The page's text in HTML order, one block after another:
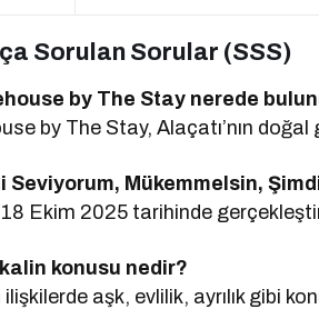
Sorulan Sorular (SSS)
by The Stay nerede
by The Stay, Alaçatı’nın
Seviyorum, Mükemmelsin,
Ekim 2025 tarihinde
konusu nedir?
aşk, evlilik, ayrılık gibi